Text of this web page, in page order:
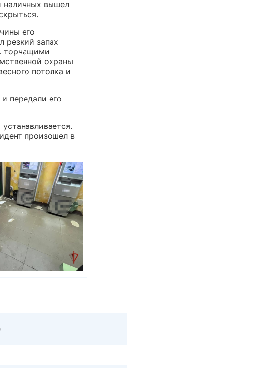
наличных вышел
его
резкий запах
торчащими
охраны
потолка и
передали его
произошел в